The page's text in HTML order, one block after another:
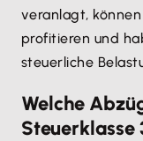
veranlagt,
profitieren und
steuerliche
Welche
Steuerklasse